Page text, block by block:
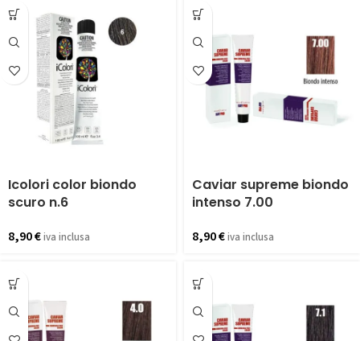
Icolori color biondo
scuro n.6
8,90€iva inclusa
Caviar supreme biondo
intenso 7.00
8,90€iva inclusa